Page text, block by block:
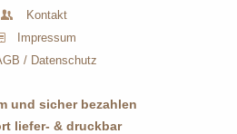
Kontakt
Impressum
/ Datenschutz
und sicher bezahlen
liefer- & druckbar